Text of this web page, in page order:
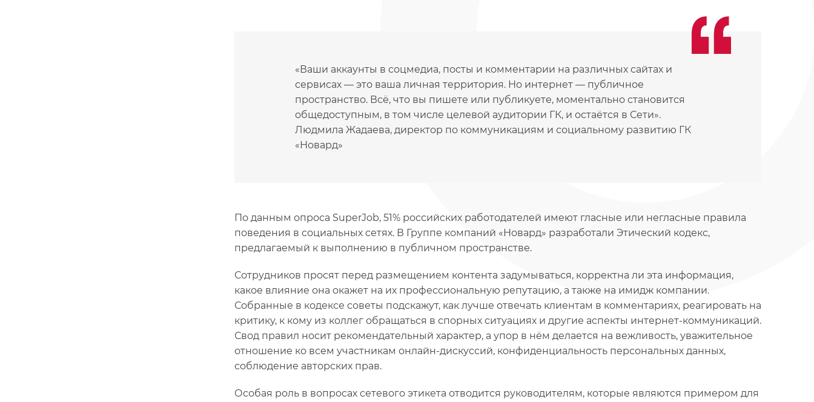
«Ваши аккаунты в соцмедиа, посты и комментарии на различных сайтах и
сервисах — это ваша личная территория. Но интернет — публичное
пространство. Всё, что вы пишете или публикуете, моментально становится
общедоступным, в том числе целевой аудитории ГК, и остаётся в Сети».
Людмила Жадаева, директор по коммуникациям и социальному развитию ГК
«Новард»
По данным опроса SuperJob, 51% российских работодателей имеют гласные или негласные правила
поведения в социальных сетях. В Группе компаний «Новард» разработали Этический кодекс,
предлагаемый к выполнению в публичном пространстве.
Сотрудников просят перед размещением контента задумываться, корректна ли эта информация,
какое влияние она окажет на их профессиональную репутацию, а также на имидж компании.
Собранные в кодексе советы подскажут, как лучше отвечать клиентам в комментариях, реагировать на
критику, к кому из коллег обращаться в спорных ситуациях и другие аспекты интернет-коммуникаций.
Свод правил носит рекомендательный характер, а упор в нём делается на вежливость, уважительное
отношение ко всем участникам онлайн-дискуссий, конфиденциальность персональных данных,
соблюдение авторских прав.
Особая роль в вопросах сетевого этикета отводится руководителям, которые являются примером для